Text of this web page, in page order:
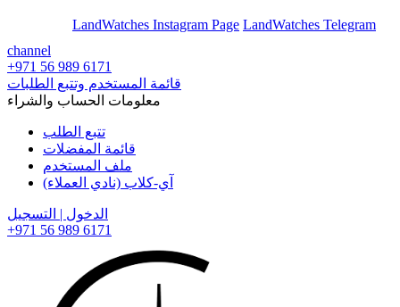
LandWatches Instagram Page LandWatches Telegram
channel
+971 56 989 6171
قائمة المستخدم وتتبع الطلبات
معلومات الحساب والشراء
تتبع الطلب
قائمة المفضلات
ملف المستخدم
آي-كلاب (نادي العملاء)
الدخول | التسجيل
+971 56 989 6171